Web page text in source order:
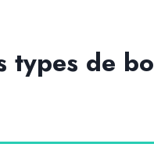
types de